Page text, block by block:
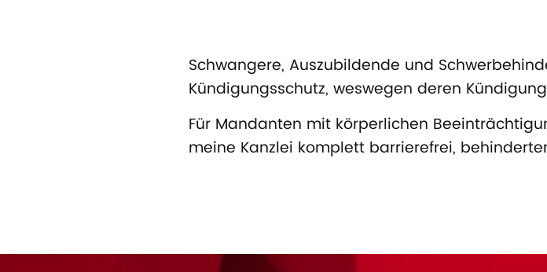
Schwangere, Auszubildende und
Kündigungsschutz, weswegen deren
Für Mandanten mit körperlichen
meine Kanzlei komplett barrierefrei,